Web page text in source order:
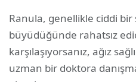
Ranula, genellikle ciddi bir
büyüdüğünde rahatsız
karşılaşıyorsanız, ağız
uzman bir doktora